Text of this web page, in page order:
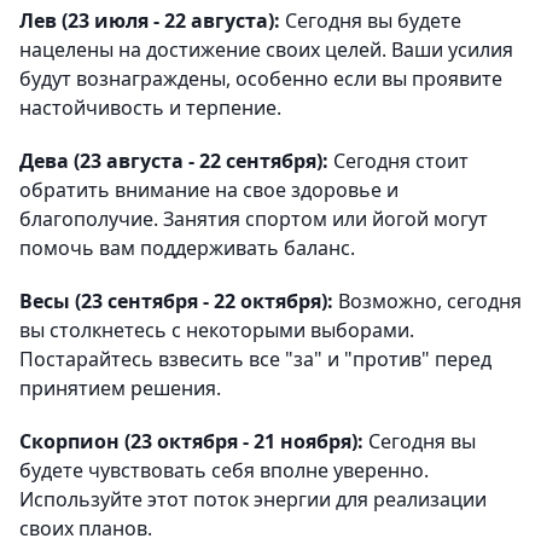
Лев (23 июля - 22 августа): Сегодня вы будете
нацелены на достижение своих целей. Ваши усилия
будут вознаграждены, особенно если вы проявите
настойчивость и терпение.
Дева (23 августа - 22 сентября): Сегодня стоит
обратить внимание на свое здоровье и
благополучие. Занятия спортом или йогой могут
помочь вам поддерживать баланс.
Весы (23 сентября - 22 октября): Возможно, сегодня
вы столкнетесь с некоторыми выборами.
Постарайтесь взвесить все "за" и "против" перед
принятием решения.
Скорпион (23 октября - 21 ноября): Сегодня вы
будете чувствовать себя вполне уверенно.
Используйте этот поток энергии для реализации
своих планов.